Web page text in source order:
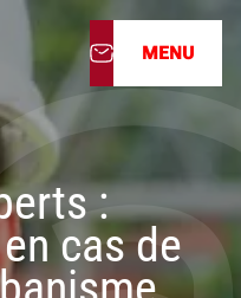
MENU
:
cas de